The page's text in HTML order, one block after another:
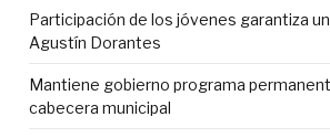
Participación de los jóvenes garantiza
Agustín Dorantes
Mantiene gobierno programa
cabecera municipal